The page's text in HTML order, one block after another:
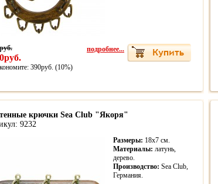
390руб. (10%)
подробнее...
крючки Sea Club "Якоря"
9232
Размеры: 18х7 см.
Материалы: латунь,
дерево.
Производство: Sea Club,
Германия.